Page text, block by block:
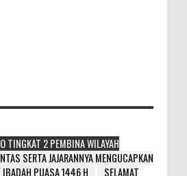
TINGKAT 2 PEMBINA WILAYAH
SERTA JAJARANNYA MENGUCAPKAN
IBADAH PUASA 1446 H
SELAMAT